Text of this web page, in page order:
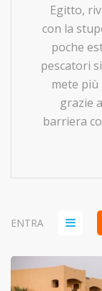
Egitto,
con la
poche
pescatori
mete
grazie
barriera
ENTRA